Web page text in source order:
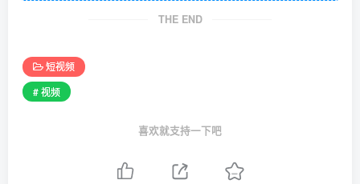
THE END
短视频
# 视频
喜欢就支持一下吧